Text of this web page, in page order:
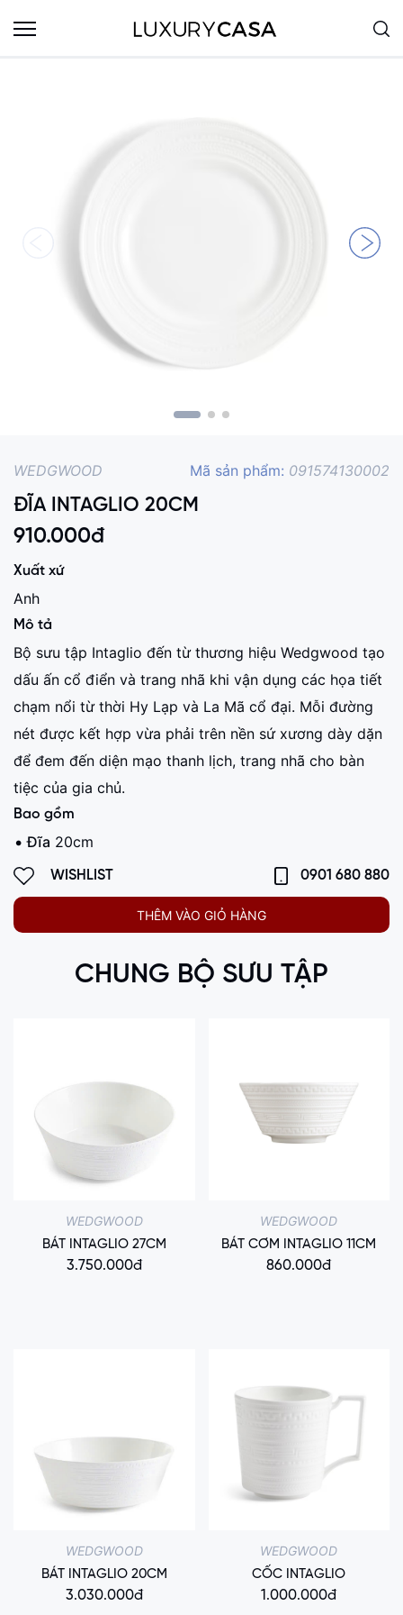
WEDGWOOD Mã sản phẩm: 091574130002
ĐĨA INTAGLIO 20CM
910.000đ
Xuất xứ
Anh
Mô tả
Bộ sưu tập Intaglio đến từ thương hiệu Wedgwood tạo
dấu ấn cổ điển và trang nhã khi vận dụng các họa tiết
chạm nổi từ thời Hy Lạp và La Mã cổ đại. Mỗi đường
nét được kết hợp vừa phải trên nền sứ xương dày dặn
để đem đến diện mạo thanh lịch, trang nhã cho bàn
tiệc của gia chủ.
Bao gồm
Đĩa 20cm
WISHLIST 0901 680 880
THÊM VÀO GIỎ HÀNG
CHUNG BỘ SƯU TẬP
WEDGWOOD
BÁT INTAGLIO 27CM
3.750.000đ
WEDGWOOD
BÁT INTAGLIO 20CM
3.030.000đ
WEDGWOOD
BÁT CƠM INTAGLIO 11CM
860.000đ
WEDGWOOD
CỐC INTAGLIO
1.000.000đ